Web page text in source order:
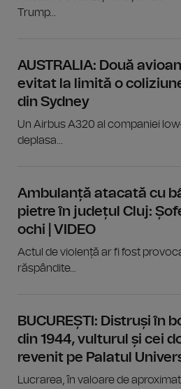
Trump...
AUSTRALIA: Două
evitat la limită o
din Sydney
Un Airbus A320 al companiei
deplasa...
Ambulanță atacată cu
pietre în județul Cluj:
ochi | VIDEO
Actul de violență ar fi fost
răspândite...
BUCUREȘTI: Distruși în
din 1944, vulturul și cei
revenit pe Palatul
Lucrarea, în valoare de